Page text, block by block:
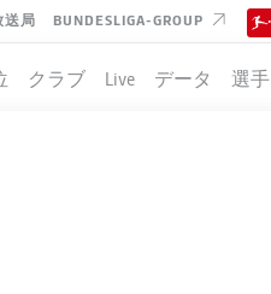
送局 BUNDESLIGA-GROUP
クラブ Live データ 選手
FRANKFURT